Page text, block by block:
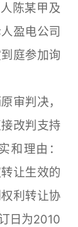
陈某甲及
盈电公司
庭参加询
审判决，
改判支持
和理由：
让生效的
利转让协
日为2010